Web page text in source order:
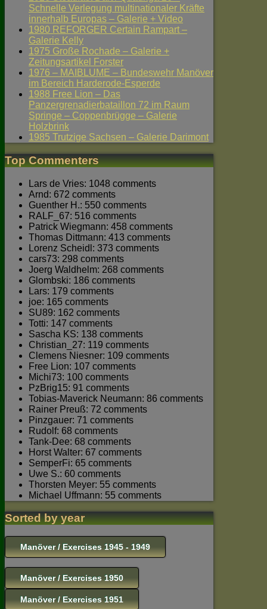
Schnelle Verlegung multinationaler Kräfte
innerhalb Europas – Galerie + Video
1980 REFORGER Certain Rampart –
Galerie Kelly
1975 Große Rochade – Galerie +
Zeitungsartikel Forster
1976 – MAIBLUME – Bundeswehr Manöver
im Bereich Harderode-Esperde
1988 Free Lion – Das
Panzergrenadierbataillon 72 im Raum
Springe – Coppenbrügge – Galerie
Holzbrink
1985 Trutzige Sachsen – Galerie Darimont
Top Commenters
Lars de Vries: 1048 comments
Arnd: 672 comments
Guenther H.: 550 comments
RALF_67: 516 comments
Patrick Wiegmann: 458 comments
Thomas Dittmann: 413 comments
Lorenz Scheidl: 373 comments
cars73: 298 comments
Joerg Waldhelm: 268 comments
Glombski: 186 comments
Lars: 179 comments
joe: 165 comments
SU89: 162 comments
Totti: 147 comments
Sascha KS: 138 comments
Christian_27: 119 comments
Clemens Niesner: 109 comments
Free Lion: 107 comments
Michi73: 100 comments
PzBrig15: 91 comments
Tobias-Maverick Neumann: 86 comments
Rainer Preuß: 72 comments
Pinzgauer: 71 comments
Rudolf: 68 comments
Tank-Dee: 68 comments
Horst Walter: 67 comments
SemperFi: 65 comments
Uwe S.: 60 comments
Thorsten Meyer: 55 comments
Michael Uffmann: 55 comments
Sorted by year
Manöver / Exercises 1945 - 1949
Manöver / Exercises 1950
Manöver / Exercises 1951